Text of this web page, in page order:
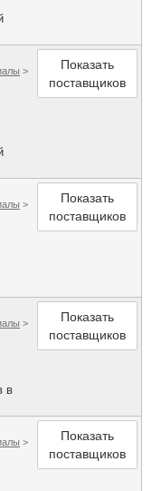
>
Показать
поставщиков
>
Показать
поставщиков
>
в
Показать
поставщиков
>
Показать
поставщиков